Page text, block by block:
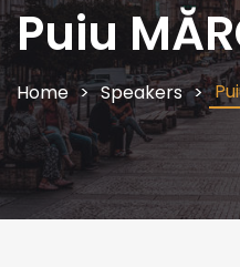
Puiu
Home Speakers